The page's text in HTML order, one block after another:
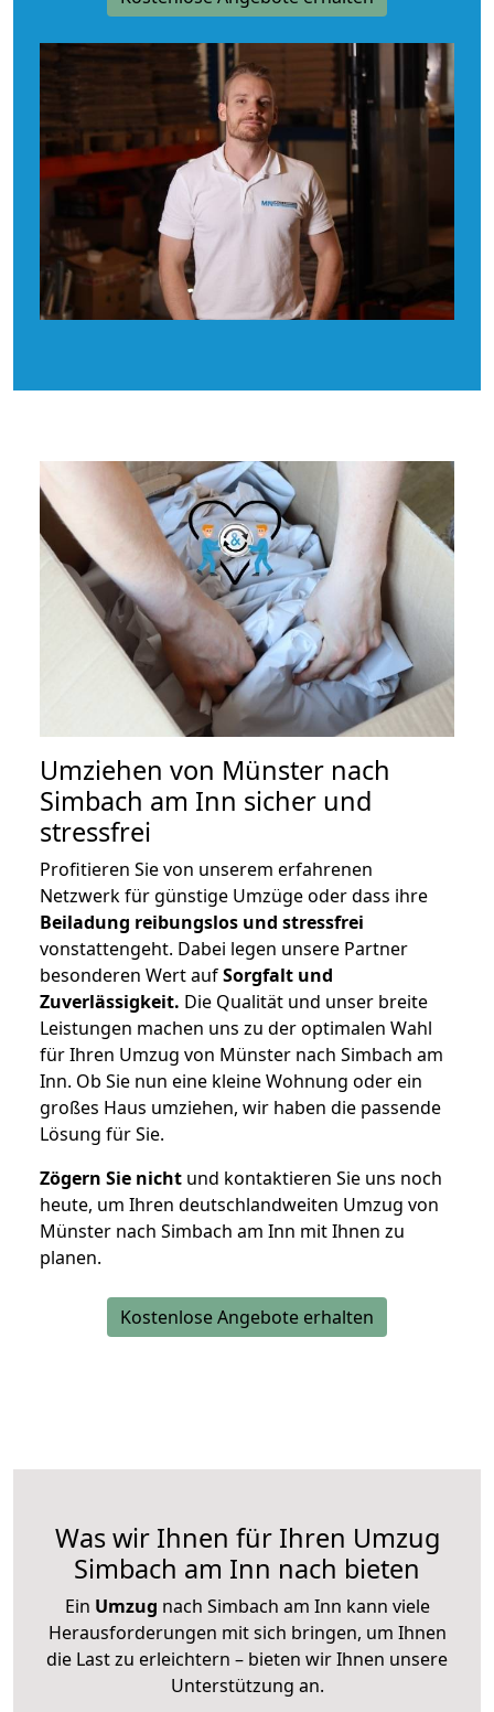
Umziehen von Münster nach
Simbach am Inn sicher und
stressfrei
Profitieren Sie von unserem erfahrenen
Netzwerk für günstige Umzüge oder dass ihre
Beiladung reibungslos und stressfrei
vonstattengeht. Dabei legen unsere Partner
besonderen Wert aufSorgfalt und
Zuverlässigkeit. Die Qualität und unser breite
Leistungen machen uns zu der optimalen Wahl
für Ihren Umzug von Münster nach Simbach am
Inn. Ob Sie nun eine kleine Wohnung oder ein
großes Haus umziehen, wir haben die passende
Lösung für Sie.
Zögern Sie nicht und kontaktieren Sie uns noch
heute, um Ihren deutschlandweiten Umzug von
Münster nach Simbach am Inn mit Ihnen zu
planen.
Kostenlose Angebote erhalten
Was wir Ihnen für Ihren Umzug
Simbach am Inn nach bieten
Ein Umzug nach Simbach am Inn kann viele
Herausforderungen mit sich bringen, um Ihnen
die Last zu erleichtern – bieten wir Ihnen unsere
Unterstützung an.